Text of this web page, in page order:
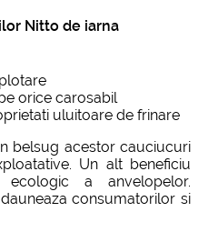
Nitto de iarna
orice carosabil
uluitoare de frinare
belsug acestor cauciucuri
Un alt beneficiu
a anvelopelor.
consumatorilor si